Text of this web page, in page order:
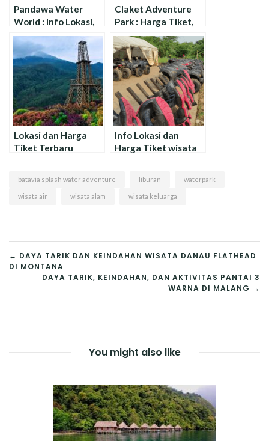
Pandawa Water
World : Info Lokasi,
Harga Tiket, dan
Jam Buka !
Claket Adventure
Park : Harga Tiket,
Aktivitas, dan
Wahana Terbaru
Lokasi dan Harga
Tiket Terbaru
Mojokerto
Info Lokasi dan
Harga Tiket wisata
batavia splash water adventure liburan waterpark
wisata air wisata alam wisata keluarga
NAVIGASI
POS
← DAYA TARIK DAN KEINDAHAN WISATA DANAU FLATHEAD
DI MONTANA
DAYA TARIK, KEINDAHAN, DAN AKTIVITAS PANTAI 3
WARNA DI MALANG →
You might also like